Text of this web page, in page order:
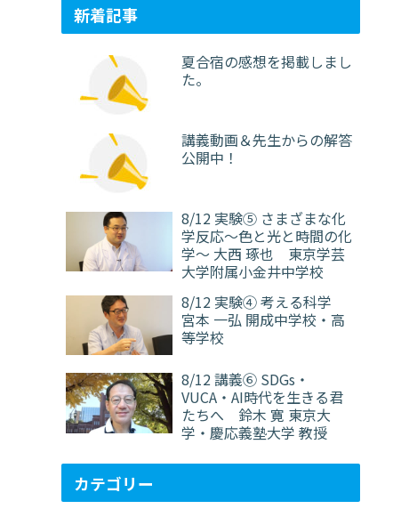
新着記事
夏合宿の感想を掲載しまし
た。
講義動画＆先生からの解答
公開中！
8/12 実験⑤ さまざまな化
学反応～色と光と時間の化
学～ 大西 琢也 東京学芸
大学附属小金井中学校
8/12 実験④ 考える科学
宮本 一弘 開成中学校・高
等学校
8/12 講義⑥ SDGs・
VUCA・AI時代を生きる君
たちへ 鈴木 寛 東京大
学・慶応義塾大学 教授
カテゴリー